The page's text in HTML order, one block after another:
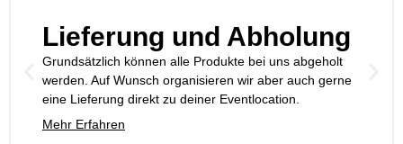
Lieferung und Abholung
Grundsätzlich können alle Produkte bei uns abgeholt
werden. Auf Wunsch organisieren wir aber auch gerne
eine Lieferung direkt zu deiner Eventlocation.
Mehr Erfahren